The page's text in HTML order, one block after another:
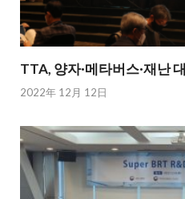
TTA, 양자·메타버스·재난
2022年 12月 12日